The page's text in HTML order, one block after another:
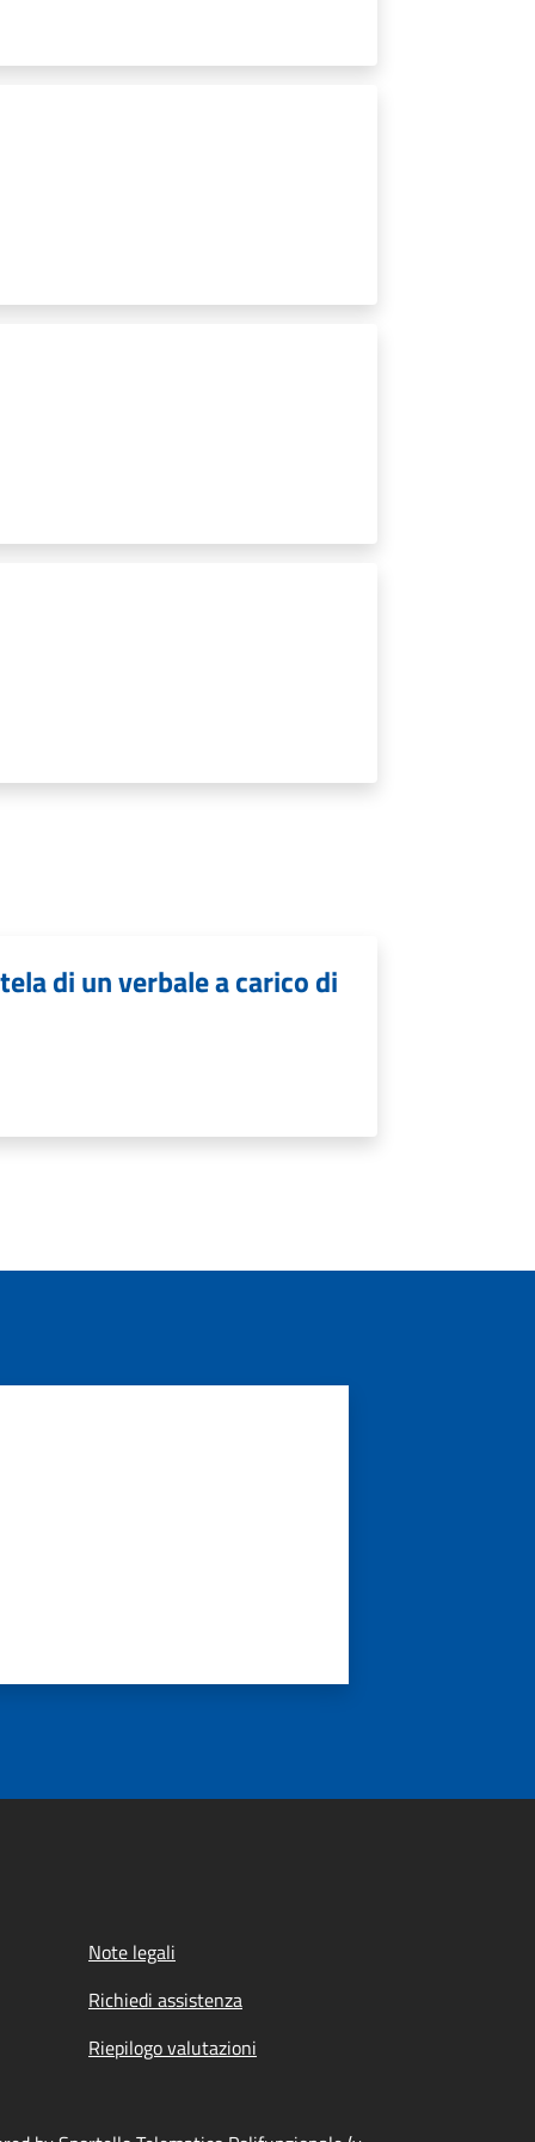
di un verbale a carico di
Note legali
Richiedi assistenza
Riepilogo valutazioni